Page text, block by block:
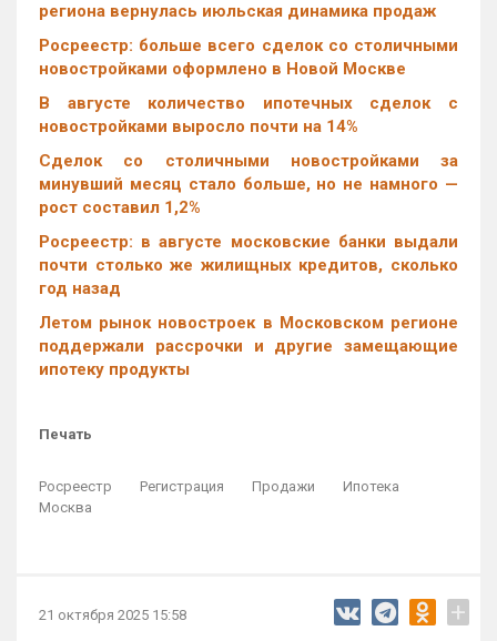
региона вернулась июльская динамика продаж
Росреестр: больше всего сделок со столичными
новостройками оформлено в Новой Москве
В августе количество ипотечных сделок с
новостройками выросло почти на 14%
Cделок со столичными новостройками за
минувший месяц стало больше, но не намного —
рост составил 1,2%
Росреестр: в августе московские банки выдали
почти столько же жилищных кредитов, сколько
год назад
Летом рынок новостроек в Московском регионе
поддержали рассрочки и другие замещающие
ипотеку продукты
Печать
Росреестр Регистрация Продажи
Ипотека
Москва
21 октября 2025 15:58 +